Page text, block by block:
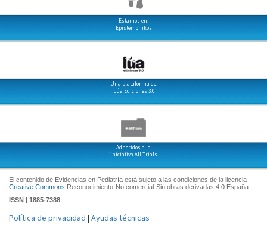
Estamos en:
Epistemonikos
Una plataforma de:
Lúa Ediciones 3.0
Adheridos a la
iniciativa All Trials
El contenido de Evidencias en Pediatría está sujeto a las condiciones de la licencia
Creative Commons Reconocimiento-No comercial-Sin obras derivadas 4.0 España
ISSN | 1885-7388
Política de privacidad | Ayudas técnicas